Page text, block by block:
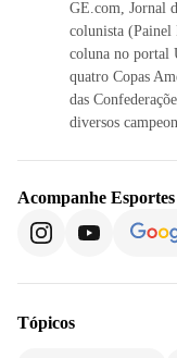
GE.com, Jornal
colunista (Painel
coluna no portal
quatro Copas
das
diversos
Acompanhe Esportes
Tópicos